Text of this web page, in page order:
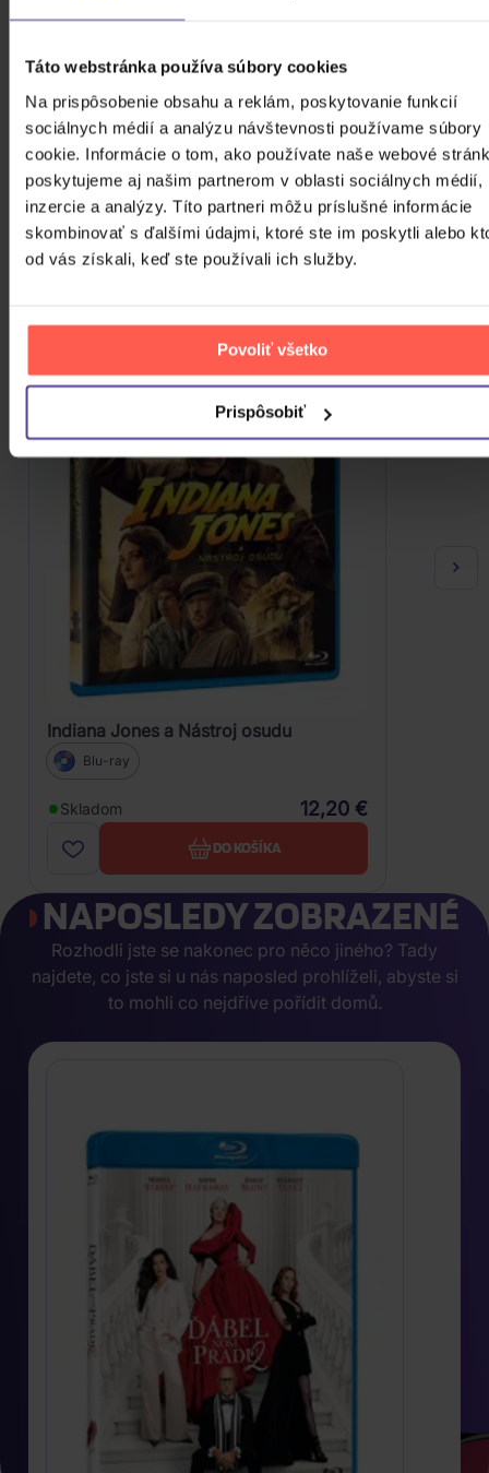
Táto webstránka používa súbory cookies
Na prispôsobenie obsahu a reklám, poskytovanie funkcií
sociálnych médií a analýzu návštevnosti používame súbory
cookie. Informácie o tom, ako používate naše webové
poskytujeme aj našim partnerom v oblasti sociálnych médií,
inzercie a analýzy. Títo partneri môžu príslušné informácie
skombinovať s ďalšími údajmi, ktoré ste im poskytli alebo
od vás získali, keď ste používali ich služby.
Povoliť všetko
Prispôsobiť
ZOBRAZIT VŠECHNY
PODOBNÉ PRODUKTY
Do nálady sa vám možno trafia aj nasledujúce
kusovky. Mrknite na ne.
Indiana Jones a Nástroj osudu
Blu-ray
Skladom 12,20 €
DO KOŠÍKA
NAPOSLEDY ZOBRAZENÉ
Rozhodli jste se nakonec pro něco jiného? Tady
najdete, co jste si u nás naposled prohlíželi, abyste si
to mohli co nejdříve pořídit domů.